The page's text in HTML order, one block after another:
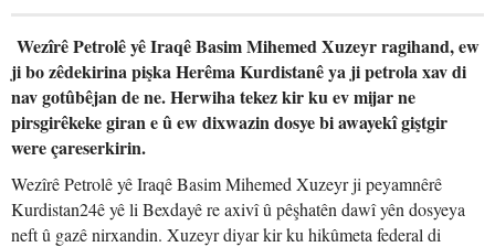
Wezîrê Petrolê yê Iraqê Basim Mihemed Xuzeyr ragihand, ew
ji bo zêdekirina pişka Herêma Kurdistanê ya ji petrola xav di
nav gotûbêjan de ne. Herwiha tekez kir ku ev mijar ne
pirsgirêkeke giran e û ew dixwazin dosye bi awayekî giştgir
were çareserkirin.
Wezîrê Petrolê yê Iraqê Basim Mihemed Xuzeyr ji peyamnêrê
Kurdistan24ê yê li Bexdayê re axivî û pêşhatên dawî yên dosyeya
neft û gazê nirxandin. Xuzeyr diyar kir ku hikûmeta federal di